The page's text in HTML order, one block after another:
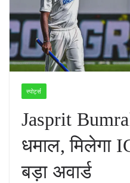
स्पोर्ट्स
Jasprit
धमाल, मिलेगा
बड़ा अवार्ड